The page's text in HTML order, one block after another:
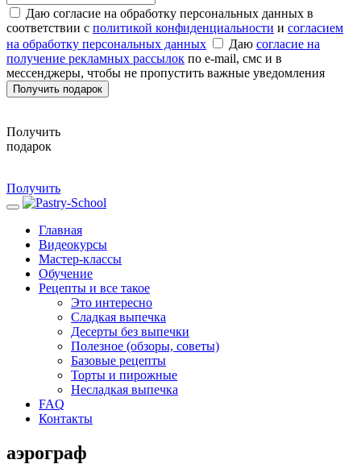
Даю согласие на обработку персональных данных в
соответствии с политикой конфиденциальности и согласием
на обработку персональных данных
Даю согласие на
получение рекламных рассылок по e-mail, смс и в
мессенджеры, чтобы не пропустить важные уведомления
Получить подарок
Получить
подарок
Получить
Главная
Видеокурсы
Мастер-классы
Обучение
Рецепты и все такое
Это интересно
Сладкая выпечка
Десерты без выпечки
Полезное (обзоры, советы)
Базовые рецепты
Торты и пирожные
Несладкая выпечка
FAQ
Контакты
аэрограф